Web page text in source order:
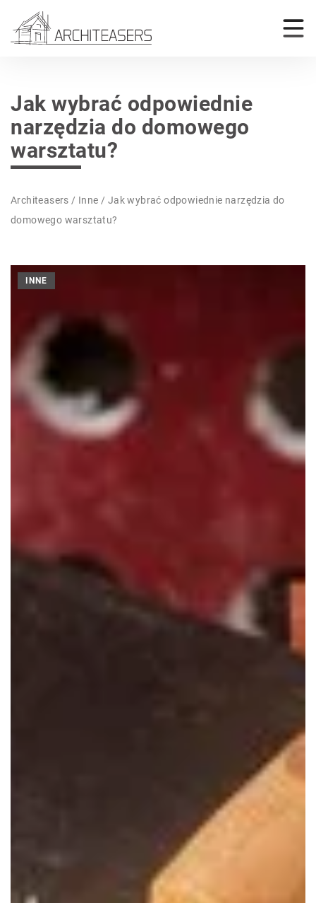
Jak wybrać odpowiednie
narzędzia do domowego
warsztatu?
Architeasers / Inne / Jak wybrać odpowiednie narzędzia do
domowego warsztatu?
INNE